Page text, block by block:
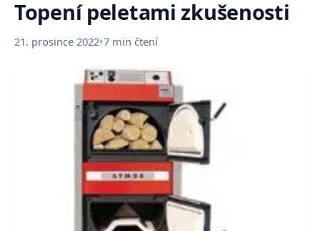
Topení peletami zkušenosti
21. prosince 2022•7 min čtení